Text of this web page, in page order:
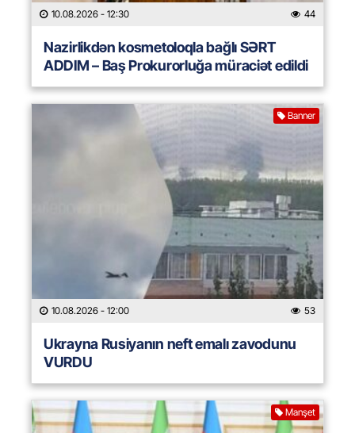
10.08.2026 - 12:30 44
Nazirlikdən kosmetoloqla bağlı SƏRT
ADDIM – Baş Prokurorluğa müraciət edildi
Banner
10.08.2026 - 12:00 53
Ukrayna Rusiyanın neft emalı zavodunu
VURDU
Manşet